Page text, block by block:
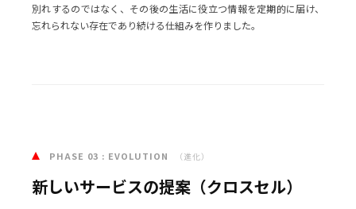
別れするのではなく、その後の生活に役立つ情報を定期的に届け、
忘れられない存在であり続ける仕組みを作りました。
03
PHASE 03 : EVOLUTION （進化）
新しいサービスの提案（クロスセル）